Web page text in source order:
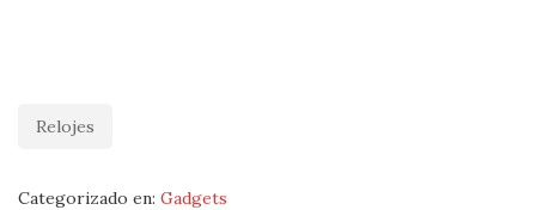
Relojes
Categorizado en: Gadgets